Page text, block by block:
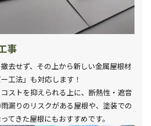
事
去せず、その上から新しい金属屋根材
工法」も対応します！
ストを抑えられる上に、断熱性・遮音
漏りのリスクがある屋根や、塗装での
てきた屋根にもおすすめです。